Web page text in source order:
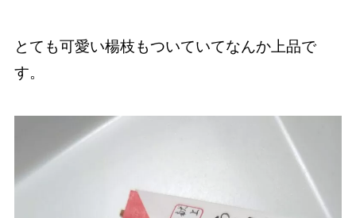
とても可愛い楊枝もついていてなんか上品で
す。